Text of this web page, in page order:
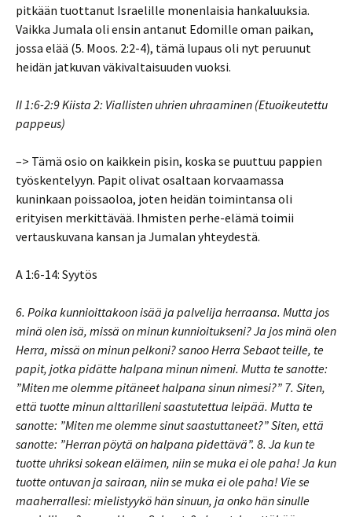
pitkään tuottanut Israelille monenlaisia hankaluuksia.
Vaikka Jumala oli ensin antanut Edomille oman paikan,
jossa elää (5. Moos. 2:2-4), tämä lupaus oli nyt peruunut
heidän jatkuvan väkivaltaisuuden vuoksi.
II 1:6-2:9 Kiista 2: Viallisten uhrien uhraaminen (Etuoikeutettu
pappeus)
–> Tämä osio on kaikkein pisin, koska se puuttuu pappien
työskentelyyn. Papit olivat osaltaan korvaamassa
kuninkaan poissaoloa, joten heidän toimintansa oli
erityisen merkittävää. Ihmisten perhe-elämä toimii
vertauskuvana kansan ja Jumalan yhteydestä.
A 1:6-14: Syytös
6. Poika kunnioittakoon isää ja palvelija herraansa. Mutta jos
minä olen isä, missä on minun kunnioitukseni? Ja jos minä olen
Herra, missä on minun pelkoni? sanoo Herra Sebaot teille, te
papit, jotka pidätte halpana minun nimeni. Mutta te sanotte:
”Miten me olemme pitäneet halpana sinun nimesi?” 7. Siten,
että tuotte minun alttarilleni saastutettua leipää. Mutta te
sanotte: ”Miten me olemme sinut saastuttaneet?” Siten, että
sanotte: ”Herran pöytä on halpana pidettävä”. 8. Ja kun te
tuotte uhriksi sokean eläimen, niin se muka ei ole paha! Ja kun
tuotte ontuvan ja sairaan, niin se muka ei ole paha! Vie se
maaherrallesi: mielistyykö hän sinuun, ja onko hän sinulle